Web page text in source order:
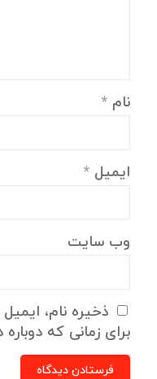
نام *
ایمیل *
وب‌ سایت
ذخیره نام،
برای زمانی که